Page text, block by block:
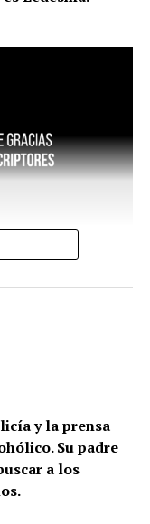
y la prensa
Su padre
a los